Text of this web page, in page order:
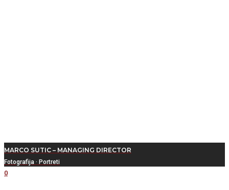
MARCO SUTIC – MANAGING DIRECTOR
Fotografija · Portreti
0